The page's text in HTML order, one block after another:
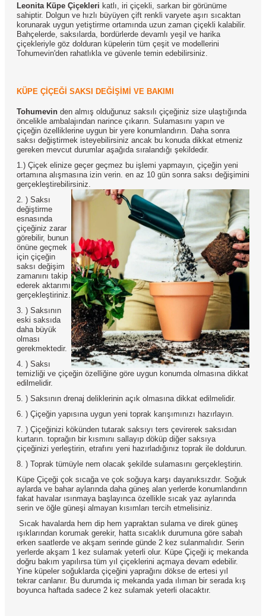
Leonita Küpe Çiçekleri katlı, iri çiçekli, sarkan bir görünüme
sahiptir. Dolgun ve hızlı büyüyen çift renkli varyete aşırı sıcaktan
korunarak uygun yetiştirme ortamında uzun zaman çiçekli kalabilir.
Bahçelerde, saksılarda, bordürlerde devamlı yeşil ve harika
çiçekleriyle göz dolduran küpelerin tüm çeşit ve modellerini
Tohumevin'den rahatlıkla ve güvenle temin edebilirsiniz.
KÜPE ÇİÇEĞİ SAKSI DEĞİŞİMİ VE BAKIMI
Tohumevin den almış olduğunuz saksılı çiçeğiniz size ulaştığında
öncelikle ambalajından narince çıkarın. Sulamasını yapın ve
çiçeğin özelliklerine uygun bir yere konumlandırın. Daha sonra
saksı değiştirmek isteyebilirsiniz ancak bu konuda dikkat etmeniz
gereken mevcut durumlar aşağıda sıralandığı şekildedir.
1.) Çiçek elinize geçer geçmez bu işlemi yapmayın, çiçeğin yeni
ortamına alışmasına izin verin. en az 10 gün sonra saksı değişimini
gerçekleştirebilirsiniz.
2. ) Saksı
değiştirme
esnasında
çiçeğiniz zarar
görebilir, bunun
önüne geçmek
için çiçeğin
saksı değişim
zamanını takip
ederek aktarımı
gerçekleştiriniz.
3. ) Saksının
eski saksıda
daha büyük
olması
gerekmektedir.
4. ) Saksı
temizliği ve çiçeğin özelliğine göre uygun konumda olmasına dikkat
edilmelidir.
5. ) Saksının drenaj deliklerinin açık olmasına dikkat edilmelidir.
6. ) Çiçeğin yapısına uygun yeni toprak karışımınızı hazırlayın.
7. ) Çiçeğinizi kökünden tutarak saksıyı ters çevirerek saksıdan
kurtarın. toprağın bir kısmını sallayıp döküp diğer saksıya
çiçeğinizi yerleştirin, etrafını yeni hazırladığınız toprak ile doldurun.
8. ) Toprak tümüyle nem olacak şekilde sulamasını gerçekleştirin.
Küpe Çiçeği çok sıcağa ve çok soğuya karşı dayanıksızdır. Soğuk
aylarda ve bahar aylarında daha güneş alan yerlerde konumlandırın
fakat havalar ısınmaya başlayınca özellikle sıcak yaz aylarında
serin ve öğle güneşi almayan kısımları tercih etmelisiniz.
Sıcak havalarda hem dip hem yapraktan sulama ve direk güneş
ışıklarından korumak gerekir, hatta sıcaklık durumuna göre sabah
erken saatlerde ve akşam serinde günde 2 kez sulanmalıdır. Serin
yerlerde akşam 1 kez sulamak yeterli olur. Küpe Çiçeği iç mekanda
doğru bakım yapılırsa tüm yıl çiçeklerini açmaya devam edebilir.
Yine küpeler soğuklarda çiçeğini yaprağını dökse de ertesi yıl
tekrar canlanır. Bu durumda iç mekanda yada ılıman bir serada kış
boyunca haftada sadece 2 kez sulamak yeterli olacaktır.